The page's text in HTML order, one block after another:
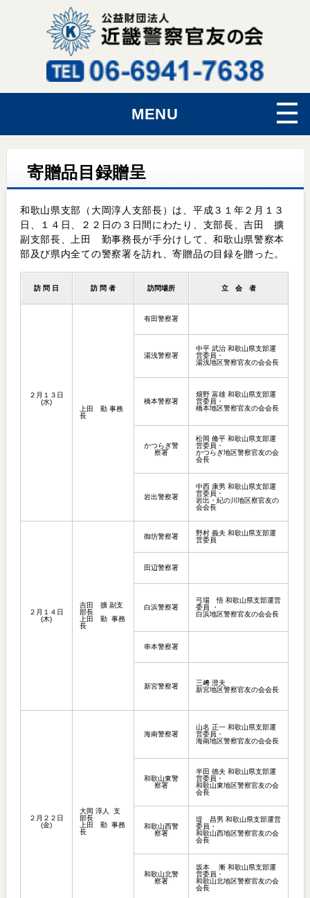
MENU
寄贈品目録贈呈
和歌山県支部（大岡淳人支部長）は、平成３１年２月１３
日、１４日、２２日の３日間にわたり、支部長、吉田 擴
副支部長、上田 勤事務長が手分けして、和歌山県警察本
部及び県内全ての警察署を訪れ、寄贈品の目録を贈った。
訪 問 日 訪 問 者 訪問場所 立 会 者
２月１３日
(水)
上田 勤 事務
長
有田警察署
湯浅警察署
中平 武治 和歌山県支部運
営委員・
湯浅地区警察官友の会会長
橋本警察署
畑野 富雄 和歌山県支部運
営委員・
橋本地区警察官友の会会長
かつらぎ警
察署
松岡 脩平 和歌山県支部運
営委員・
かつらぎ地区警察官友の会
会長
岩出警察署
中西 康男 和歌山県支部運
営委員・
岩出・紀の川地区察官友の
会会長
２月１４日
(木)
吉田 擴 副支
部長
上田 勤 事務
長
御坊警察署
野村 義夫 和歌山県支部運
営委員
田辺警察署
白浜警察署
弓場 悟 和歌山県支部運営
委員 ・
白浜地区警察官友の会会長
串本警察署
新宮警察署
三﨑 澄夫
新宮地区警察官友の会会長
２月２２日
(金)
大岡 淳人 支
部長
上田 勤 事務
長
海南警察署
山名 正一 和歌山県支部運
営委員・
海南地区警察官友の会会長
和歌山東警
察署
半田 德夫 和歌山県支部運
営委員・
和歌山東地区警察官友の会
会長
和歌山西警
察署
堤 昌男 和歌山県支部運営
委員・
和歌山西地区警察官友の会
会長
和歌山北警
察署
坂本 漸 和歌山県支部運
営委員・
和歌山北地区警察官友の会
会長